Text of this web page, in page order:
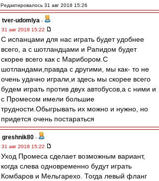
Редактировалось 31 авг 2018 15:26
tver-udomlya -
31 авг 2018 15:22
С испанцами для нас играть будет удобнее
всего, а с шотландцами и Рапидом будет
скорее всего как с Марибором.С
шотландами,правда с другими, мы как- то не
очень удачно играли,и здесь мы скорее всего
будем играть против двух автобусов,а с ними и
с Промесом имели большие
трудности.Обыгрывать их можно и нужно, но
придется очень постараться
greshnik80 -
31 авг 2018 15:22
Уход Промеса сделает возможным вариант,
когда слева одновременно будут играть
Комбаров и Мельгарехо. Тогда левый фланг